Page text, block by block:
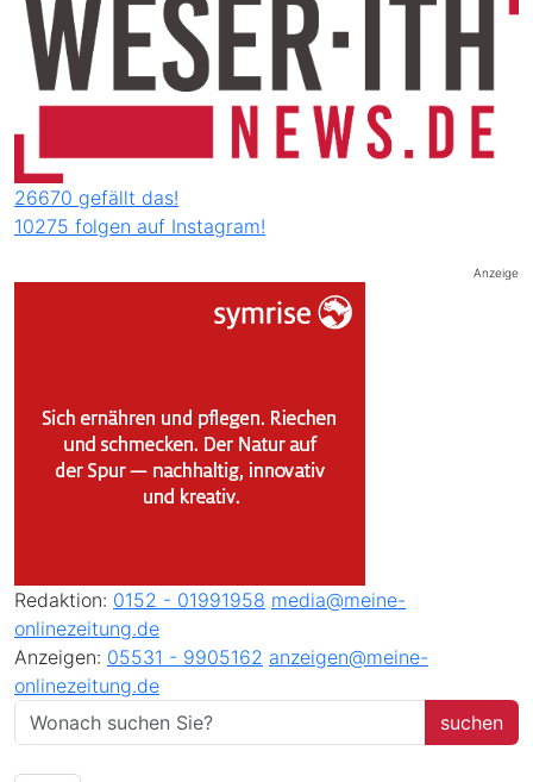
26670 gefällt das!
10275 folgen auf Instagram!
Anzeige
Redaktion: 0152 - 01991958 media@meine-
onlinezeitung.de
Anzeigen: 05531 - 9905162 anzeigen@meine-
onlinezeitung.de